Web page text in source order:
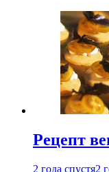
Рецепт
2 года спустя2